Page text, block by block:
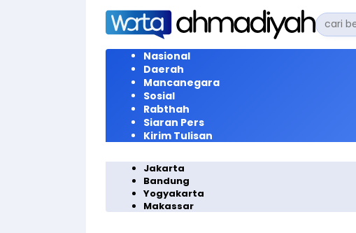
Langsung
konten
untuk:
Nasional
Daerah
Mancanegara
Sosial
Rabthah
Siaran Pers
Kirim Tulisan
Jakarta
Bandung
Yogyakarta
Makassar